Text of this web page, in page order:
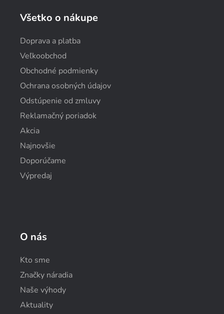
Všetko o nákupe
Doprava a platba
Veľkoobchod
Obchodné podmienky
Ochrana osobných údajov
Odstúpenie od zmluvy
Reklamačný poriadok
Akcia
Najnovšie
Doporúčame
Výpredaj
O nás
Kto sme
Značky náradia
Naše výhody
Aktuality